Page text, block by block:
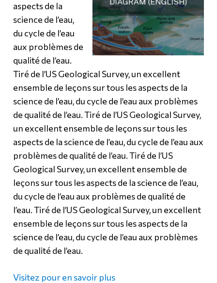
aspects de la
science de l’eau,
du cycle de l’eau
aux problèmes de
qualité de l’eau.
Tiré de l’US Geological Survey, un excellent
ensemble de leçons sur tous les aspects de la
science de l’eau, du cycle de l’eau aux problèmes
de qualité de l’eau. Tiré de l’US Geological Survey,
un excellent ensemble de leçons sur tous les
aspects de la science de l’eau, du cycle de l’eau aux
problèmes de qualité de l’eau. Tiré de l’US
Geological Survey, un excellent ensemble de
leçons sur tous les aspects de la science de l’eau,
du cycle de l’eau aux problèmes de qualité de
l’eau. Tiré de l’US Geological Survey, un excellent
ensemble de leçons sur tous les aspects de la
science de l’eau, du cycle de l’eau aux problèmes
de qualité de l’eau.
Visitez pour en savoir plus